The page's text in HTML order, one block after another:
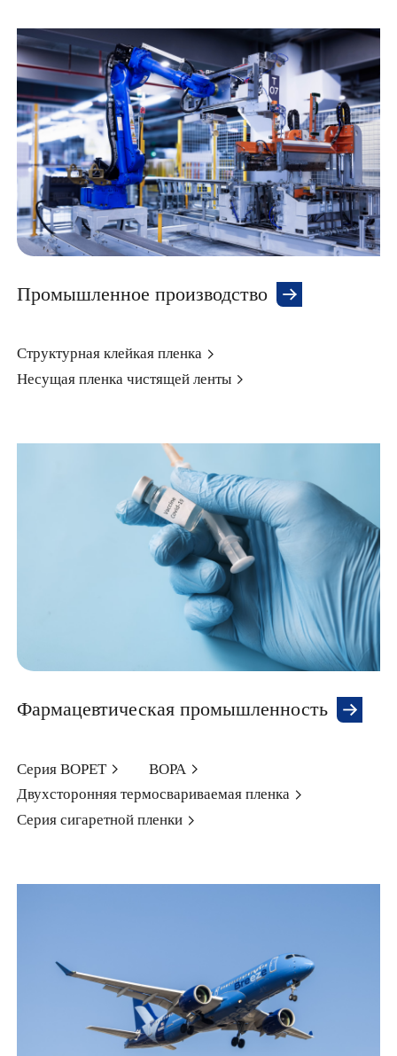
Промышленное производство
Структурная клейкая пленка
Несущая пленка чистящей ленты
Фармацевтическая промышленность
Серия BOPET
BOPA
Двухсторонняя термосвариваемая пленка
Серия сигаретной пленки